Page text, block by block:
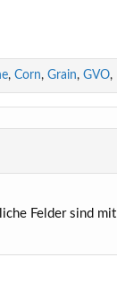
, Corn, Grain, GVO,
Felder sind mit